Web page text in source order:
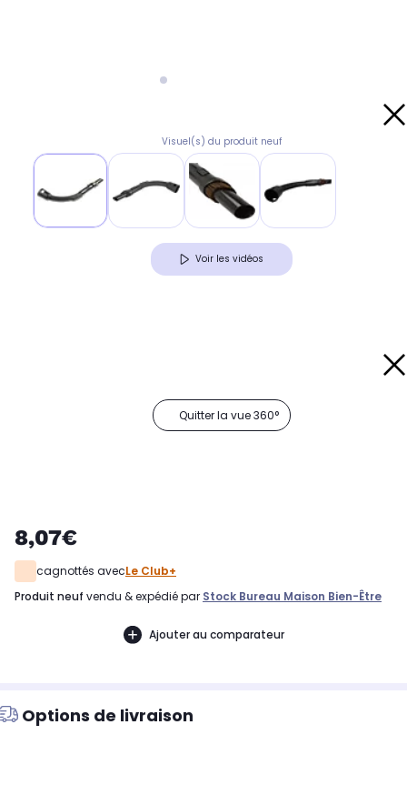
Visuel(s) du produit neuf
Voir les vidéos
Quitter la vue 360°
8,07€
cagnottés avecLe Club+
produit neuf vendu & expédié par Stock Bureau Maison Bien-Être
Ajouter au comparateur
Options de livraison